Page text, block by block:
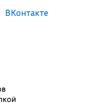
ВКонтакте